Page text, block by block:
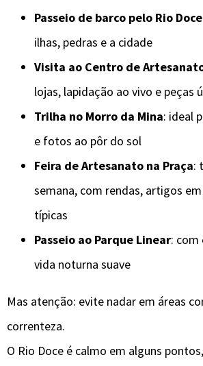
Passeio de barco pelo Rio Doce
ilhas, pedras e a cidade
Visita ao Centro de
lojas, lapidação ao vivo e peças
Trilha no Morro da Mina: ideal
e fotos ao pôr do sol
Feira de Artesanato na Praça:
semana, com rendas, artigos
típicas
Passeio ao Parque Linear: com
vida noturna suave
Mas atenção: evite nadar em áreas
correnteza.
O Rio Doce é calmo em alguns